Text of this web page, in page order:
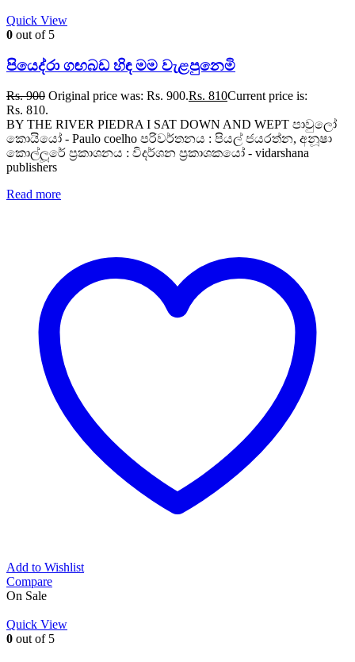
Quick View
0 out of 5
පියෙද්රා ගඟබඩ හිඳ මම වැළපුනෙමි
Rs.900 Original price was: Rs. 900.Rs. 810Current price is:
Rs. 810.
BY THE RIVER PIEDRA I SAT DOWN AND WEPT පාවුලෝ
කොයියෝ - Paulo coelho පරිවර්තනය : පියල් ජයරත්න, අනූෂා
කොල්ලූරේ ප්‍රකාශනය : විදර්ශන ප්‍රකාශකයෝ - vidarshana
publishers
Read more
Add to Wishlist
Compare
On Sale
Quick View
0 out of 5